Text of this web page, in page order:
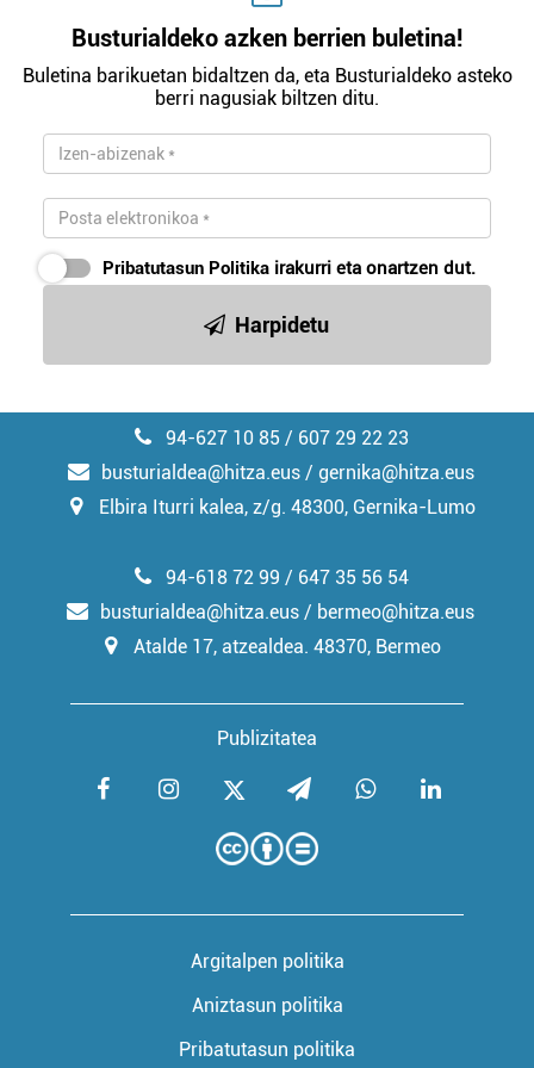
Busturialdeko azken berrien buletina!
Buletina barikuetan bidaltzen da, eta Busturialdeko asteko
berri nagusiak biltzen ditu.
Pribatutasun Politika irakurri eta onartzen dut.
Harpidetu
94-627 10 85 / 607 29 22 23
busturialdea@hitza.eus / gernika@hitza.eus
Elbira Iturri kalea, z/g. 48300, Gernika-Lumo
Publizitatea
94-618 72 99 / 647 35 56 54
busturialdea@hitza.eus / bermeo@hitza.eus
Atalde 17, atzealdea. 48370, Bermeo
Argitalpen politika
Aniztasun politika
Pribatutasun politika